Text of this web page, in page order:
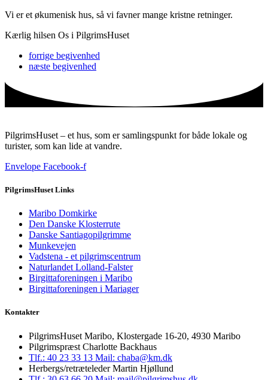
Vi er et økumenisk hus, så vi favner mange kristne retninger.
Kærlig hilsen Os i PilgrimsHuset
forrige begivenhed
næste begivenhed
PilgrimsHuset – et hus, som er samlingspunkt for både lokale og
turister, som kan lide at vandre.
Envelope Facebook-f
PilgrimsHuset Links
Maribo Domkirke
Den Danske Klosterrute
Danske Santiagopilgrimme
Munkevejen
Vadstena - et pilgrimscentrum
Naturlandet Lolland-Falster
Birgittaforeningen i Maribo
Birgittaforeningen i Mariager
Kontakter
PilgrimsHuset Maribo, Klostergade 16-20, 4930 Maribo
Pilgrimspræst Charlotte Backhaus
Tlf.: 40 23 33 13 Mail: chaba@km.dk
Herbergs/retræteleder Martin Hjøllund